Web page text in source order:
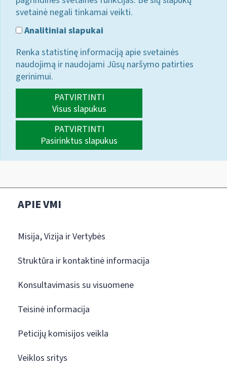
svetainė negali tinkamai veikti.
Analitiniai slapukai
Renka statistinę informaciją apie svetainės
naudojimą ir naudojami Jūsų naršymo patirties
gerinimui.
PATVIRTINTI
Visus slapukus
PATVIRTINTI
Pasirinktus slapukus
APIE VMI
Misija, Vizija ir Vertybės
Struktūra ir kontaktinė informacija
Konsultavimasis su visuomene
Teisinė informacija
Peticijų komisijos veikla
Veiklos sritys